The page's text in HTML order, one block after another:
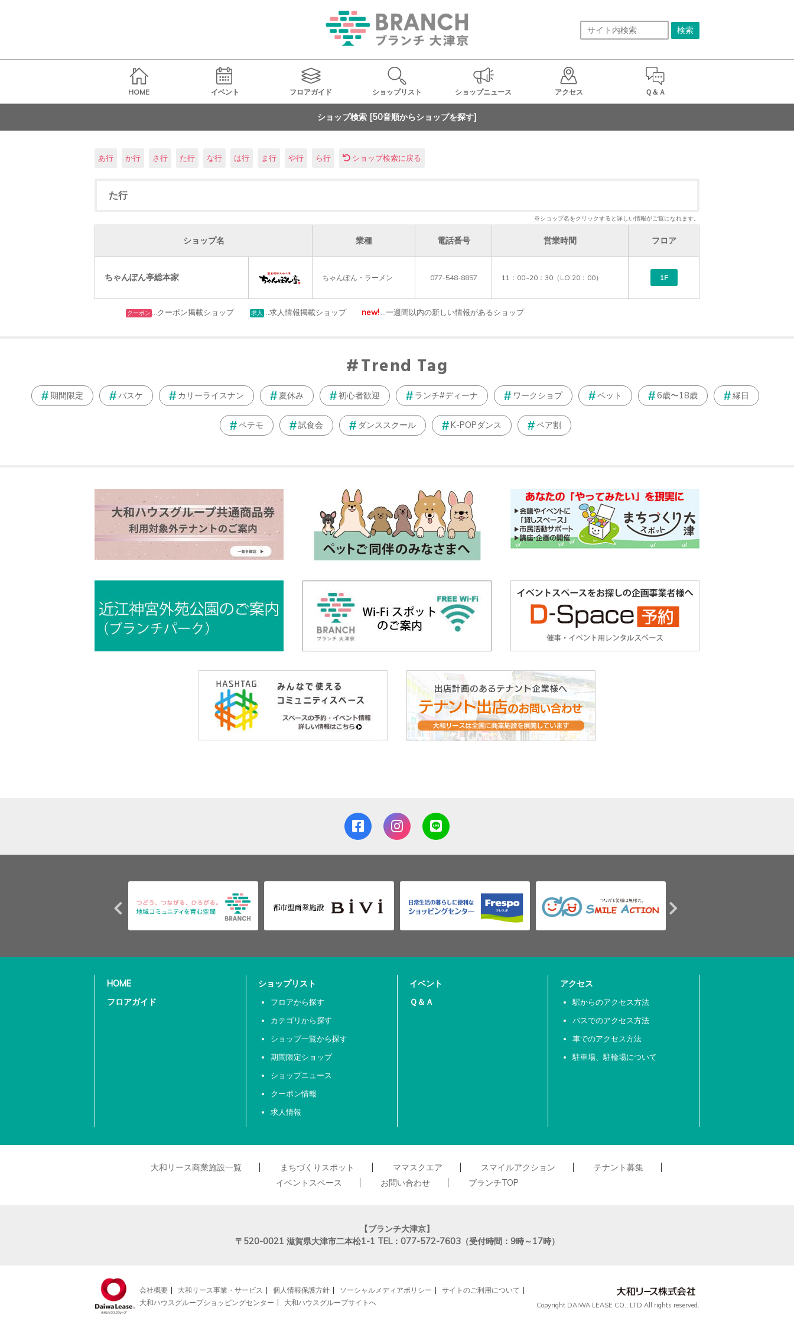
HOME イベント フロアガイド ショップリスト ショップニュース アクセス Ｑ＆Ａ
ショップ検索 [50音順からショップを探す]
あ行 か行 さ行 た行 な行 は行 ま行 や行 ら行 ショップ検索に戻る
た行
※ショップ名をクリックすると詳しい情報がご覧になれます。
ショップ名 業種 電話番号 営業時間 フロア
ちゃんぽん亭総本家 ちゃんぽん・ラーメン 077-548-8857 11：00~20：30（LO.20：00） 1F
クーポン …クーポン掲載ショップ 求人 …求人情報掲載ショップ new! …一週間以内の新しい情報があるショップ
Trend Tag
期間限定 バスケ カリーライスナン 夏休み 初心者歓迎 ランチ#ディーナ ワークショプ ペット 6歳〜18歳 縁日
ペテモ 試食会 ダンススクール K-POPダンス ペア割
HOME
フロアガイド
ショップリスト
フロアから探す
カテゴリから探す
ショップ一覧から探す
期間限定ショップ
ショップニュース
クーポン情報
求人情報
イベント
Ｑ＆Ａ
アクセス
駅からのアクセス方法
バスでのアクセス方法
車でのアクセス方法
駐車場、駐輪場について
大和リース商業施設一覧 まちづくりスポット ママスクエア スマイルアクション
テナント募集
イベントスペース
お問い合わせ ブランチTOP
【ブランチ大津京】
〒520-0021 滋賀県大津市二本松1-1 TEL：077-572-7603（受付時間：9時～17時）
会社概要 大和リース事業・サービス 個人情報保護方針 ソーシャルメディアポリシー
サイトのご利用について
大和ハウスグループショッピングセンター
大和ハウスグループサイトへ Copyright DAIWA LEASE CO., LTD All rights reserved.